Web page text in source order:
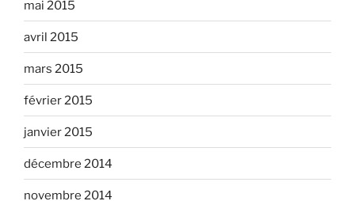
mai 2015
avril 2015
mars 2015
février 2015
janvier 2015
décembre 2014
novembre 2014